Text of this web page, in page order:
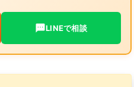
LINEで相談